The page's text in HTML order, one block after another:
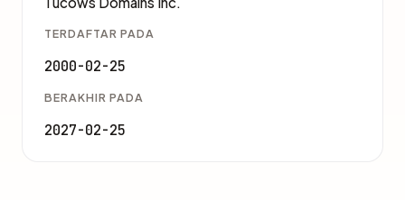
TERDAFTAR PADA
2000-02-25
BERAKHIR PADA
2027-02-25